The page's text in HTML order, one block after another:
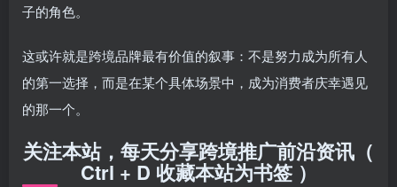
子的角色。
这或许就是跨境品牌最有价值的叙事：不是努力成为所有人
的第一选择，而是在某个具体场景中，成为消费者庆幸遇见
的那一个。
关注本站，每天分享跨境推广前沿资讯（
Ctrl + D 收藏本站为书签 ）